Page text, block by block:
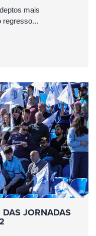
mais
regresso...
JORNADAS